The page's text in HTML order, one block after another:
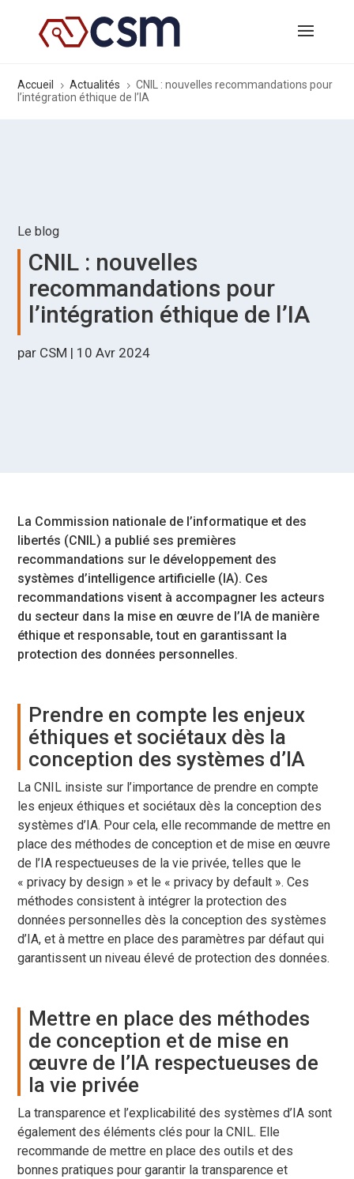
Accueil 5 Actualités 5 CNIL : nouvelles recommandations pour
l’intégration éthique de l’IA
Le blog
CNIL : nouvelles
recommandations pour
l’intégration éthique de l’IA
par CSM | 10 Avr 2024
La Commission nationale de l’informatique et des
libertés (CNIL) a publié ses premières
recommandations sur le développement des
systèmes d’intelligence artificielle (IA). Ces
recommandations visent à accompagner les acteurs
du secteur dans la mise en œuvre de l’IA de manière
éthique et responsable, tout en garantissant la
protection des données personnelles.
Prendre en compte les enjeux
éthiques et sociétaux dès la
conception des systèmes d’IA
La CNIL insiste sur l’importance de prendre en compte
les enjeux éthiques et sociétaux dès la conception des
systèmes d’IA. Pour cela, elle recommande de mettre en
place des méthodes de conception et de mise en œuvre
de l’IA respectueuses de la vie privée, telles que le
« privacy by design » et le « privacy by default ». Ces
méthodes consistent à intégrer la protection des
données personnelles dès la conception des systèmes
d’IA, et à mettre en place des paramètres par défaut qui
garantissent un niveau élevé de protection des données.
Mettre en place des méthodes
de conception et de mise en
œuvre de l’IA respectueuses de
la vie privée
La transparence et l’explicabilité des systèmes d’IA sont
également des éléments clés pour la CNIL. Elle
recommande de mettre en place des outils et des
bonnes pratiques pour garantir la transparence et